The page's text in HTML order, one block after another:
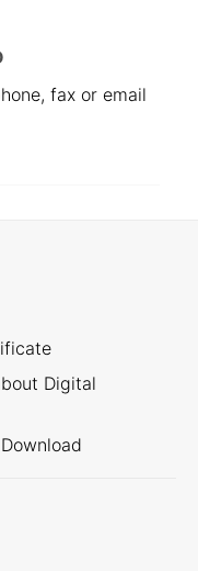
fax or email
Digital